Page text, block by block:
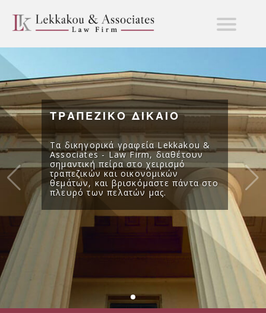
ΤΡΑΠΕΖΙΚΟ ΔΙΚΑΙΟ
Τα δικηγορικά γραφεία Lekkakou &
Associates - Law Firm, διαθέτουν
σημαντική πείρα στο χειρισμό
τραπεζικών και οικονομικών
θεμάτων, και βρισκόμαστε πάντα στο
πλευρό των πελατών μας.